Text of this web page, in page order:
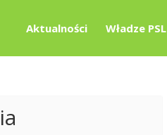
Aktualności Władze PSL